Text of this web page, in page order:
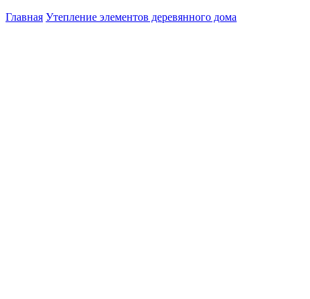
Главная Утепление элементов деревянного дома